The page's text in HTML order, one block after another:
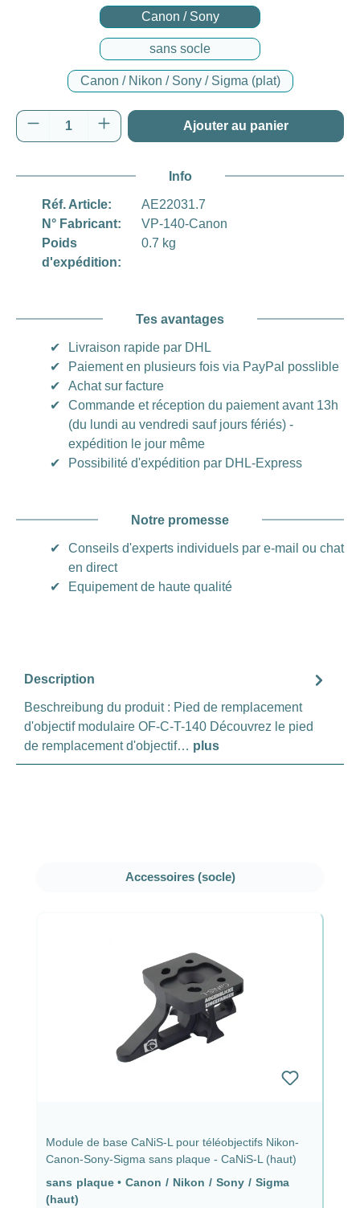
Canon / Sony
sans socle
Canon / Nikon / Sony / Sigma (plat)
Quantité de produit : Entrez la quantité
Ajouter au panier
Info
Réf. Article:
AE22031.7
N° Fabricant:
VP-140-Canon
Poids
d'expédition:
0.7 kg
Tes avantages
✔
Livraison rapide par DHL
✔
Paiement en plusieurs fois via PayPal posslible
✔
Achat sur facture
✔
Commande et réception du paiement avant 13h
(du lundi au vendredi sauf jours fériés) -
expédition le jour même
✔
Possibilité d'expédition par DHL-Express
Notre promesse
✔
Conseils d'experts individuels par e-mail ou chat
en direct
✔
Equipement de haute qualité
Description
Beschreibung du produit : Pied de remplacement
d'objectif modulaire OF-C-T-140 Découvrez le pied
de remplacement d'objectif… plus
Ignorer la galerie de produits
Accessoires (socle)
Module de base CaNiS-L pour téléobjectifs Nikon-
Canon-Sony-Sigma sans plaque - CaNiS-L (haut)
sans plaque • Canon / Nikon / Sony / Sigma
(haut)